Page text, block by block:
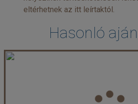
eltérhetnek az itt leírtaktól.
Hasonló